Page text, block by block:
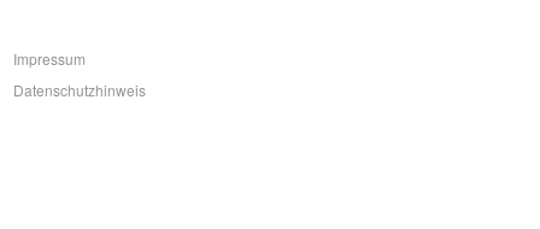
Impressum
Datenschutzhinweis